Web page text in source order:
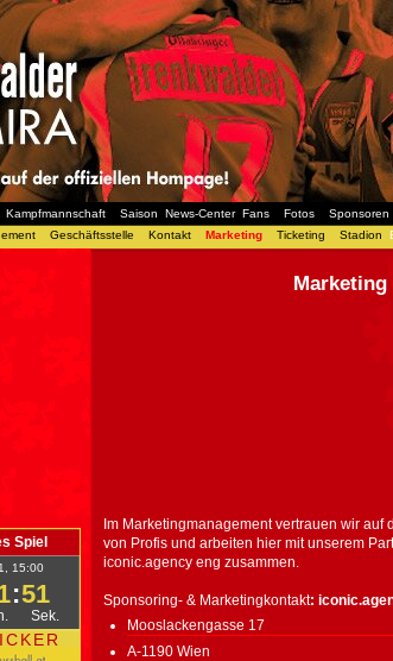
Kampfmannschaft Saison News-Center Fans Fotos Sponsoren
Geschäftsstelle Kontakt Marketing Ticketing Stadion
Marketing
Im Marketingmanagement vertrauen wir auf
von Profis und arbeiten hier mit unserem
iconic.agency eng zusammen.
Sponsoring- & Marketingkontakt:
Mooslackengasse 17
A-1190 Wien
Spiel
15:00
:51
Sek.